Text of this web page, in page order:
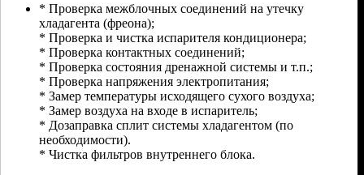
* Проверка межблочных соединений на утечку
хладагента (фреона);
* Проверка и чистка испарителя кондиционера;
* Проверка контактных соединений;
* Проверка состояния дренажной системы и т.п.;
* Проверка напряжения электропитания;
* Замер температуры исходящего сухого воздуха;
* Замер воздуха на входе в испаритель;
* Дозаправка сплит системы хладагентом (по
необходимости).
* Чистка фильтров внутреннего блока.